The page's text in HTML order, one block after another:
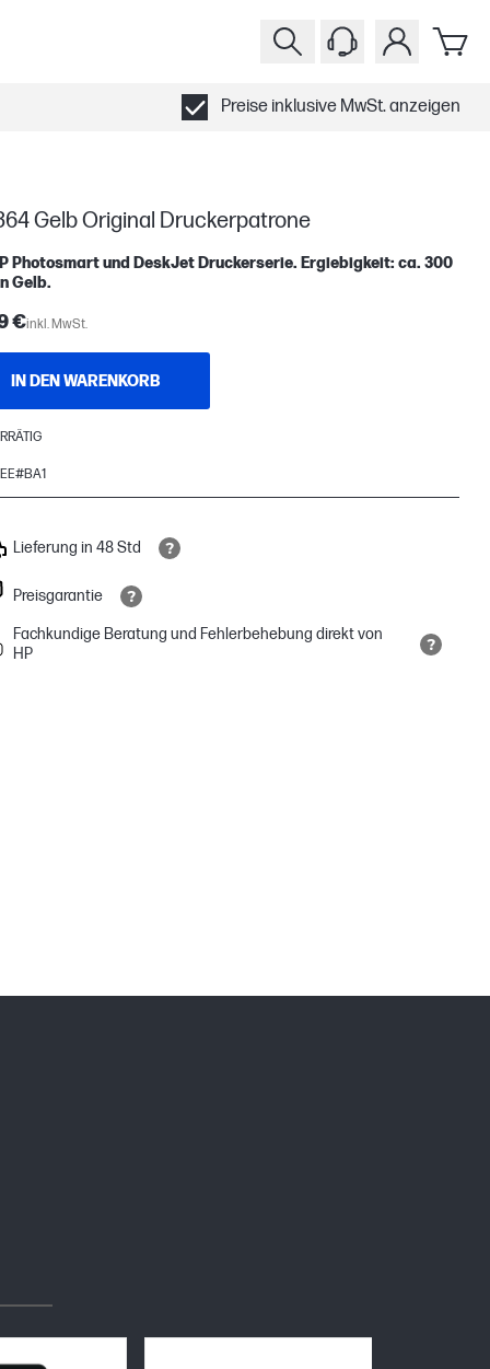
Preise inklusive MwSt. anzeigen
Gelb Original Druckerpatrone
Photosmart und DeskJet Druckerserie. Ergiebigkeit: ca. 300
Gelb.
€inkl. MwSt.
IN DEN WARENKORB
Lieferung in 48 Std
Preisgarantie
Fachkundige Beratung und Fehlerbehebung direkt von
HP